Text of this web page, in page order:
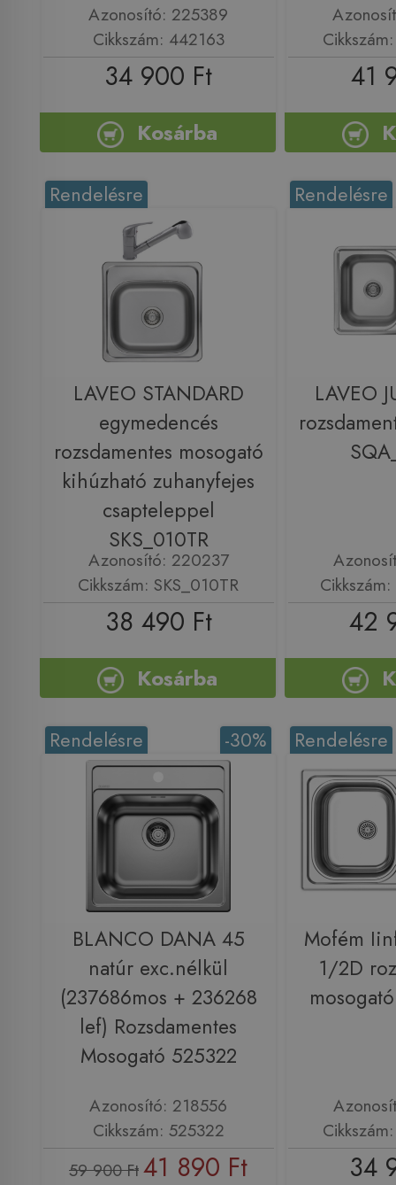
Azonosító: 225389
Cikkszám: 442163
34 900 Ft
Kosárba
41
Rendelésre
LAVEO STANDARD
egymedencés
rozsdamentes mosogató
kihúzható zuhanyfejes
csapteleppel
SKS_010TR
Azonosító: 220237
Cikkszám: SKS_010TR
38 490 Ft
Kosárba
Rendelésre
LAVEO
42
-30%
Rendelésre
BLANCO DANA 45
natúr exc.nélkül
(237686mos + 236268
lef) Rozsdamentes
Mosogató 525322
Azonosító: 218556
Cikkszám: 525322
59 900 Ft41 890 Ft
Rendelésre
Mofém
1/2D
34